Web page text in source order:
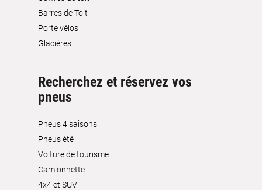
Barres de Toit
Porte vélos
Glacières
Recherchez et réservez vos
pneus
Pneus 4 saisons
Pneus été
Voiture de tourisme
Camionnette
4x4 et SUV